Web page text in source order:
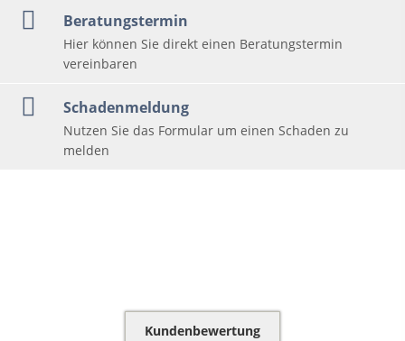
Beratungstermin
Hier können Sie direkt einen Beratungstermin
vereinbaren
Schadenmeldung
Nutzen Sie das Formular um einen Schaden zu
melden
Kundenbewertung